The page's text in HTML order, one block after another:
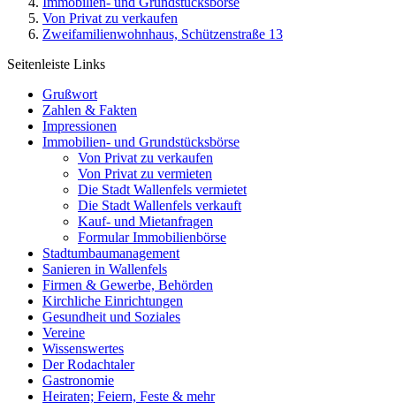
Von Privat zu verkaufen
Zweifamilienwohnhaus, Schützenstraße 13
Seitenleiste Links
Grußwort
Zahlen & Fakten
Impressionen
Immobilien- und Grundstücksbörse
Von Privat zu verkaufen
Von Privat zu vermieten
Die Stadt Wallenfels vermietet
Die Stadt Wallenfels verkauft
Kauf- und Mietanfragen
Formular Immobilienbörse
Stadtumbaumanagement
Sanieren in Wallenfels
Firmen & Gewerbe, Behörden
Kirchliche Einrichtungen
Gesundheit und Soziales
Vereine
Wissenswertes
Der Rodachtaler
Gastronomie
Heiraten; Feiern, Feste & mehr